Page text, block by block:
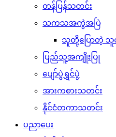
တန်ပြန်သတင်း
သကသအကွဲအပြဲ
သူတို့ပြောတဲ့ သူ
ပြည်သူ့အကျိုးပြု
ပျော်ပွဲရွှင်ပွဲ
အားကစားသတင်း
နိုင်ငံတကာသတင်း
ပညာပေး